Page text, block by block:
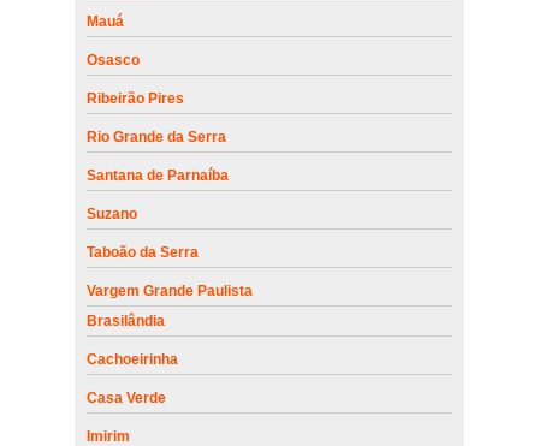
Mauá
Osasco
Ribeirão Pires
Rio Grande da Serra
Santana de Parnaíba
Suzano
Taboão da Serra
Vargem Grande Paulista
Brasilândia
Cachoeirinha
Casa Verde
Imirim